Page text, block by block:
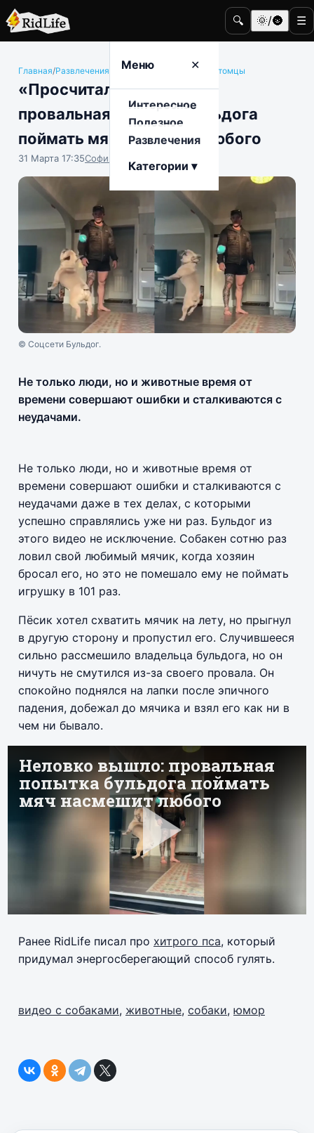
🔍 🌞/🌚 ☰
Меню ✕
Интересное
Полезное
Развлечения
Категории ▾
Главная/Развлечения Животные и домашние питомцы
«Просчитался, но где?»:
провальная попытка бульдога
поймать мяч насмешит любого
31 Марта 17:35София Насыпова
© Соцсети Бульдог.
Не только люди, но и животные время от
времени совершают ошибки и сталкиваются с
неудачами.
Не только люди, но и животные время от
времени совершают ошибки и сталкиваются с
неудачами даже в тех делах, с которыми
успешно справлялись уже ни раз. Бульдог из
этого видео не исключение. Собакен сотню раз
ловил свой любимый мячик, когда хозяин
бросал его, но это не помешало ему не поймать
игрушку в 101 раз.
Пёсик хотел схватить мячик на лету, но прыгнул
в другую сторону и пропустил его. Случившееся
сильно рассмешило владельца бульдога, но он
ничуть не смутился из-за своего провала. Он
спокойно поднялся на лапки после эпичного
падения, добежал до мячика и взял его как ни в
чем ни бывало.
Ранее RidLife писал про хитрого пса, который
придумал энергосберегающий способ гулять.
видео с собаками, животные, собаки, юмор